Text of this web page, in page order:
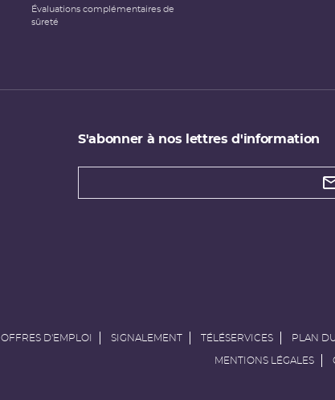
Évaluations complémentaires de
sûreté
S'abonner à nos lettres d'information
Types de
OFFRES D'EMPLOI SIGNALEMENT TÉLÉSERVICES PLAN
MENTIONS LÉGALES